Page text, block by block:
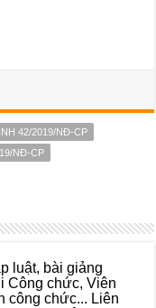
42/2019/NĐ-CP
NĐ-CP
luật, bài giảng
Công chức, Viên
công chức... Liên